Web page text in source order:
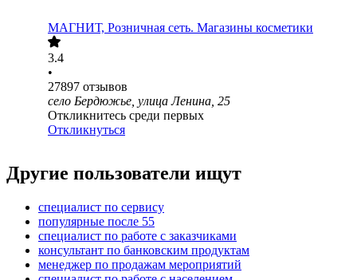
МАГНИТ, Розничная сеть. Магазины косметики
3.4
•
27897 отзывов
село Бердюжье, улица Ленина, 25
Откликнитесь среди первых
Откликнуться
Другие пользователи ищут
специалист по сервису
популярные после 55
специалист по работе с заказчиками
консультант по банковским продуктам
менеджер по продажам мероприятий